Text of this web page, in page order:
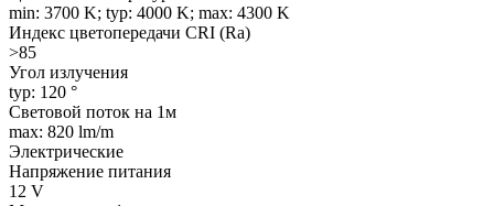
min: 3700 K; typ: 4000 K; max: 4300 K
Индекс цветопередачи CRI (Ra)
>85
Угол излучения
typ: 120 °
Световой поток на 1м
max: 820 lm/m
Электрические
Напряжение питания
12 V